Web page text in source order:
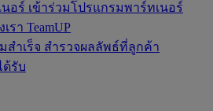
นอร์ เข้าร่วมโปรแกรมพาร์ทเนอร์
รา TeamUP
สำเร็จ สำรวจผลลัพธ์ที่ลูกค้า
ด้รับ